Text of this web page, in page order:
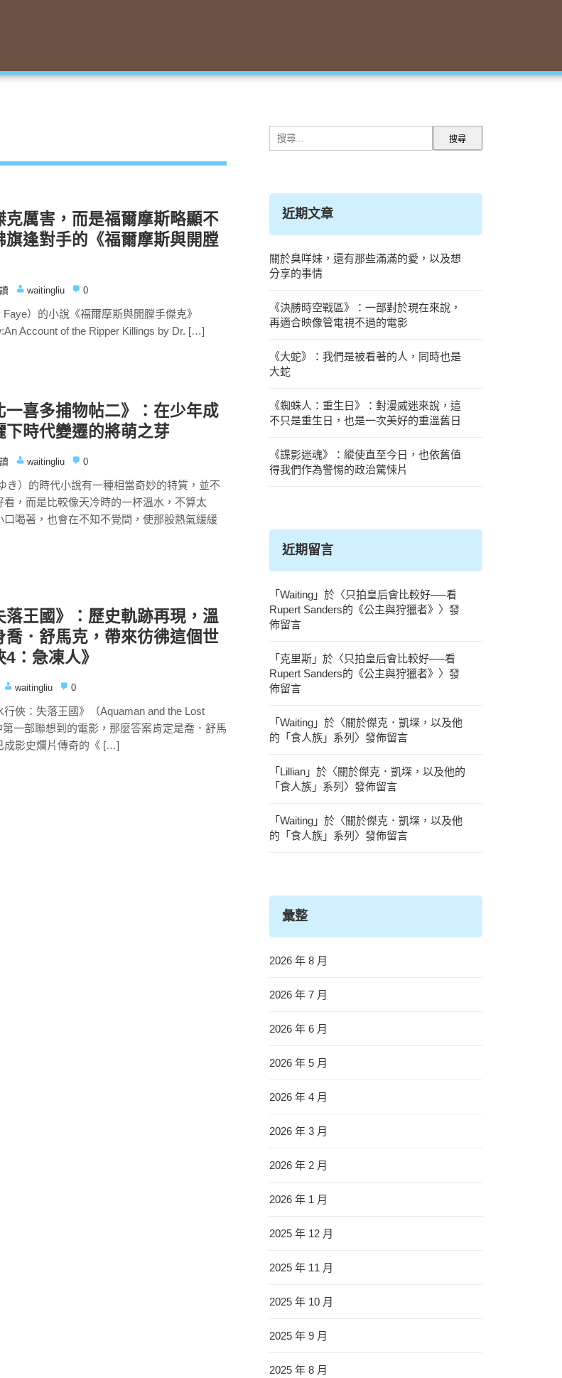
克厲害，而是福爾摩斯略顯不
旗逢對手的《福爾摩斯與開膛
waitingliu 0
）的小說《福爾摩斯與開膛手傑克》
Account of the Ripper Killings by Dr. […]
一喜多捕物帖二》：在少年成
下時代變遷的將萌之芽
waitingliu 0
き）的時代小說有一種相當奇妙的特質，並不
看，而是比較像天冷時的一杯溫水，不算太
口喝著，也會在不知不覺間，使那股熱氣緩緩
落王國》：歷史軌跡再現，溫
喬．舒馬克，帶來彷彿這個世
：急凍人》
waitingliu 0
俠：失落王國》（Aquaman and the Lost
一部聯想到的電影，那麼答案肯定是喬．舒馬
成影史爛片傳奇的《 […]
搜
尋
字:
近期文章
關於臭咩妹，還有那些滿滿的愛，以及想
分享的事情
《決勝時空戰區》：一部對於現在來說，
再適合映像管電視不過的電影
《大蛇》：我們是被看著的人，同時也是
大蛇
《蜘蛛人：重生日》：對漫威迷來說，這
不只是重生日，也是一次美好的重溫舊日
《諜影迷魂》：縱使直至今日，也依舊值
得我們作為警惕的政治驚悚片
近期留言
「 Waiting 」於〈只拍皇后會比較好──看
Rupert Sanders的《公主與狩獵者》 〉發
佈留言
「 克里斯 」於〈只拍皇后會比較好──看
Rupert Sanders的《公主與狩獵者》 〉發
佈留言
「 Waiting 」於〈關於傑克．凱堔，以及他
的「食人族」系列 〉發佈留言
「 Lillian 」於〈關於傑克．凱堔，以及他的
「食人族」系列 〉發佈留言
「 Waiting 」於〈關於傑克．凱堔，以及他
的「食人族」系列 〉發佈留言
彙整
2026 年 8 月
2026 年 7 月
2026 年 6 月
2026 年 5 月
2026 年 4 月
2026 年 3 月
2026 年 2 月
2026 年 1 月
2025 年 12 月
2025 年 11 月
2025 年 10 月
2025 年 9 月
2025 年 8 月